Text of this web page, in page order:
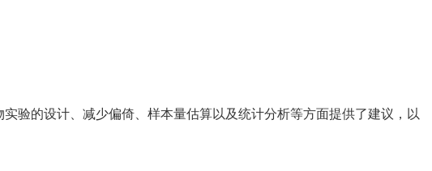
验的设计、减少偏倚、样本量估算以及统计分析等方面提供了建议，以